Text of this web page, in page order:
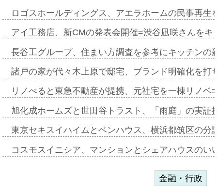
ロゴスホールディングス、アエラホームの民事再
アイ工務店、新CMの発表会開催=渋谷凪咲さんを
長谷工グループ、住まい方調査を参考にキッチン
諸戸の家が代々木上原で邸宅、ブランド明確化を
リノべると東急不動産が提携、元社宅を一棟リノ
旭化成ホームズと世田谷トラスト、「雨庭」の実
東京セキスイハイムとベンハウス、横浜都筑区の
コスモスイニシア、マンションとシェアハウスの
金融・行政